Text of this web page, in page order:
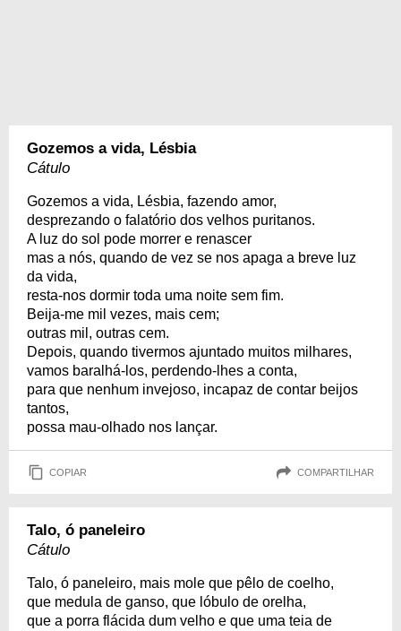
Gozemos a vida, Lésbia
Cátulo
Gozemos a vida, Lésbia, fazendo amor,
desprezando o falatório dos velhos puritanos.
A luz do sol pode morrer e renascer
mas a nós, quando de vez se nos apaga a breve luz
da vida,
resta-nos dormir toda uma noite sem fim.
Beija-me mil vezes, mais cem;
outras mil, outras cem.
Depois, quando tivermos ajuntado muitos milhares,
vamos baralhá-los, perdendo-lhes a conta,
para que nenhum invejoso, incapaz de contar beijos
tantos,
possa mau-olhado nos lançar.
COPIAR COMPARTILHAR
Talo, ó paneleiro
Cátulo
Talo, ó paneleiro, mais mole que pêlo de coelho,
que medula de ganso, que lóbulo de orelha,
que a porra flácida dum velho e que uma teia de